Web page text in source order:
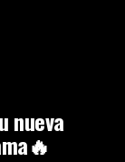
nueva